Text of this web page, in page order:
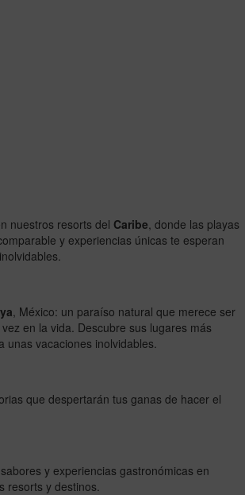
nuestros resorts del Caribe , donde las playas
y experiencias únicas te esperan
, México: un paraíso natural que merece ser
en la vida. Descubre sus lugares más
unas vacaciones inolvidables.
que despertarán tus ganas de hacer el
y experiencias gastronómicas en
resorts y destinos.